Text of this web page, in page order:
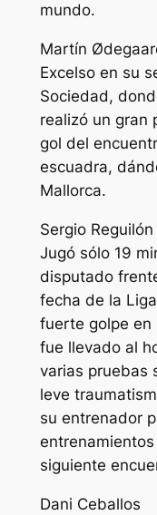
mundo.
Martín
Excelso en su
Sociedad,
realizó un gran
gol del
escuadra,
Mallorca.
Sergio Reguilón
Jugó sólo 19
disputado
fecha de la
fuerte golpe en
fue llevado al
varias pruebas
leve
su entrenador
siguiente
Dani Ceballos